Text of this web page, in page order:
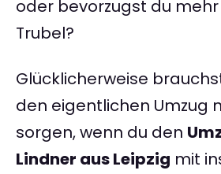
oder bevorzugst du
Trubel?
Glücklicherweise
den eigentlichen Umzug
sorgen, wenn du den
Lindner aus Leipzig mit